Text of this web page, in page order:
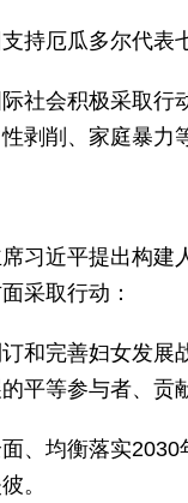
厄瓜多尔代表七
会积极采取行动
剥削、家庭暴力
近平提出构建人
采取行动：
完善妇女发展战
平等参与者、贡
均衡落实2030年
。